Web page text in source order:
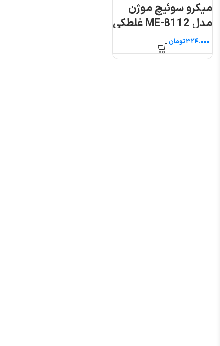
میکرو سوئیچ موژن
مدل ME-8112 غلطکی
فشاریتومان